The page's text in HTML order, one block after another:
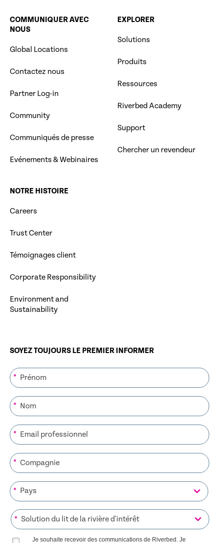
COMMUNIQUER AVEC
NOUS
Global Locations
Contactez nous
Partner Log-in
Community
Communiqués de presse
Evénements & Webinaires
EXPLORER
Solutions
Produits
Ressources
Riverbed Academy
Support
Chercher un revendeur
NOTRE HISTOIRE
Careers
Trust Center
Témoignages client
Corporate Responsibility
Environment and
Sustainability
SOYEZ TOUJOURS LE PREMIER INFORMER
*
*
*
*
*
*
Je souhaite recevoir des communications de Riverbed. Je